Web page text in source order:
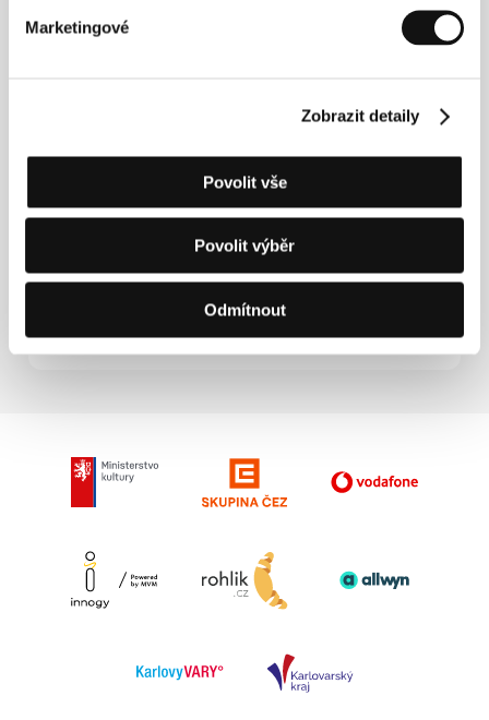
Marketingové
Zobrazit detaily
Povolit vše
Povolit výběr
Odmítnout
doktorátem v roce 1986. Od roku 1977 začal pro
izraelskou televizi natáčet dokumenty. Jeho
Francie. Ve svých dokumentech a hraných filmech se
jmenujme dokumenty Wadi (1981), Field Diary (1982),
Wadi – Ten Years Later (1991), Queen Mary (1993),
Emancipation (1998) nebo hrané filmy Esther (1985),
Berlin – Jerusalem (1989), Golem – The Spirit of
After Day, 1998), Kadosh (Sacred, 1999) nebo